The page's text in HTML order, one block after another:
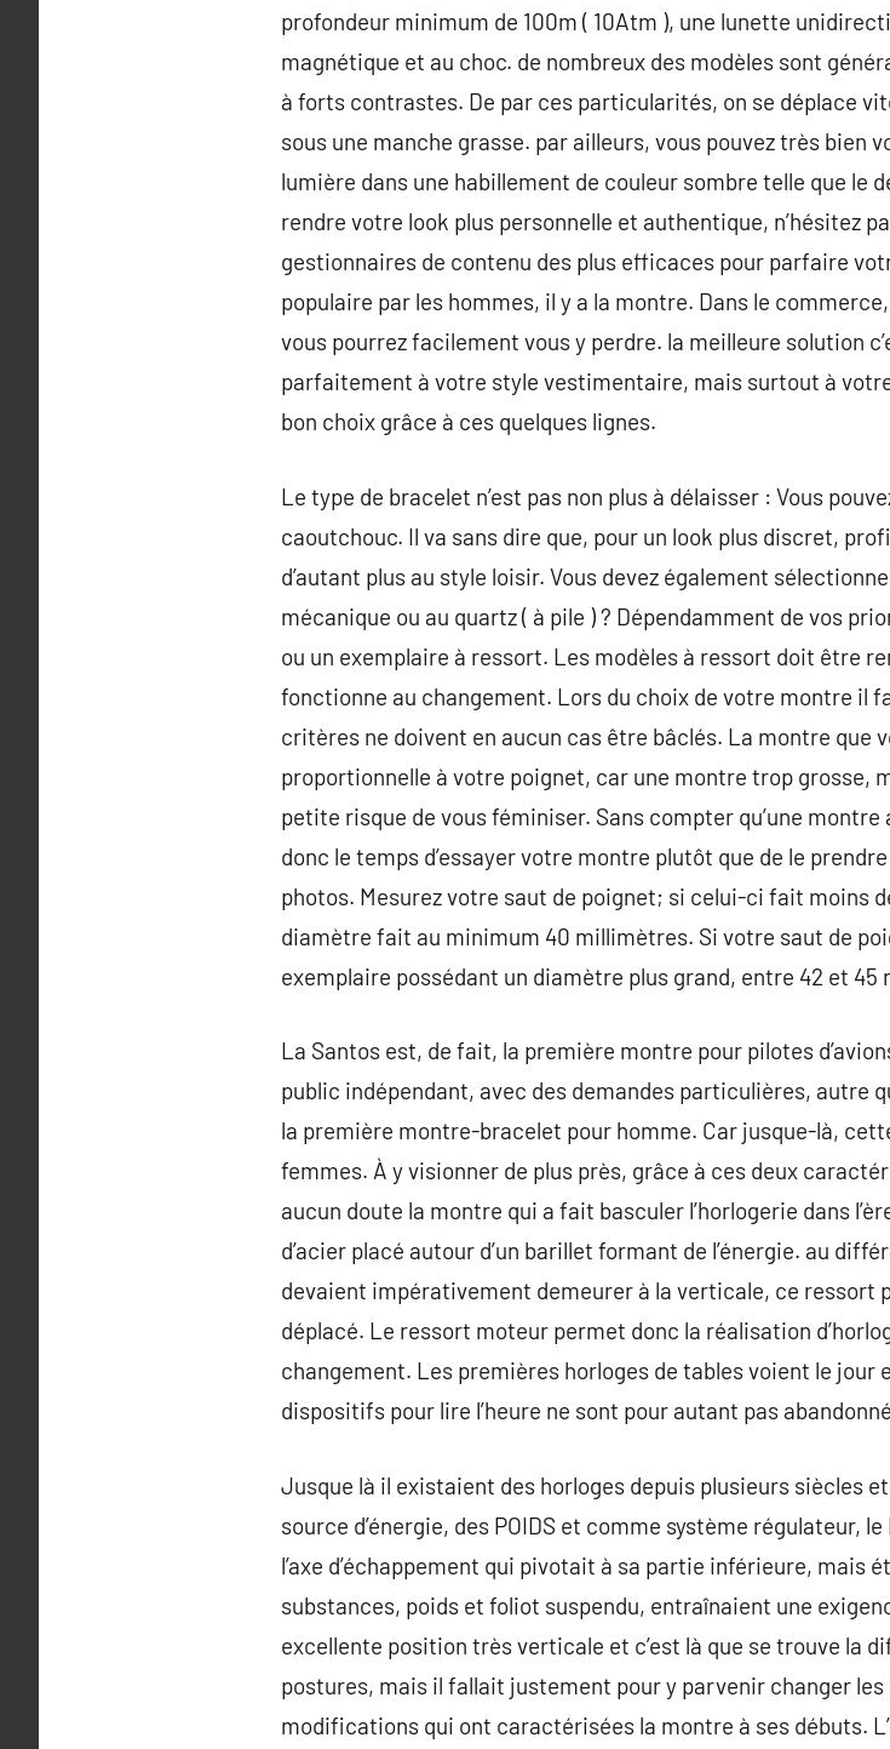
profondeur minimum de 100m ( 10Atm ), une lunette
magnétique et au choc. de nombreux des modèles sont
à forts contrastes. De par ces particularités, on se déplace
sous une manche grasse. par ailleurs, vous pouvez très bien
lumière dans une habillement de couleur sombre telle que le
rendre votre look plus personnelle et authentique, n’hésitez
gestionnaires de contenu des plus efficaces pour parfaire
populaire par les hommes, il y a la montre. Dans le
vous pourrez facilement vous y perdre. la meilleure solution
parfaitement à votre style vestimentaire, mais surtout à
bon choix grâce à ces quelques lignes.
Le type de bracelet n’est pas non plus à délaisser : Vous
caoutchouc. Il va sans dire que, pour un look plus discret,
d’autant plus au style loisir. Vous devez également
mécanique ou au quartz ( à pile ) ? Dépendamment de vos
ou un exemplaire à ressort. Les modèles à ressort doit être
fonctionne au changement. Lors du choix de votre montre il
critères ne doivent en aucun cas être bâclés. La montre que
proportionnelle à votre poignet, car une montre trop grosse,
petite risque de vous féminiser. Sans compter qu’une
donc le temps d’essayer votre montre plutôt que de le
photos. Mesurez votre saut de poignet; si celui-ci fait moins
diamètre fait au minimum 40 millimètres. Si votre saut de
exemplaire possédant un diamètre plus grand, entre 42 et 45
La Santos est, de fait, la première montre pour pilotes
public indépendant, avec des demandes particulières, autre
la première montre-bracelet pour homme. Car jusque-là,
femmes. À y visionner de plus près, grâce à ces deux
aucun doute la montre qui a fait basculer l’horlogerie dans
d’acier placé autour d’un barillet formant de l’énergie. au
devaient impérativement demeurer à la verticale, ce ressort
déplacé. Le ressort moteur permet donc la réalisation
changement. Les premières horloges de tables voient le
dispositifs pour lire l’heure ne sont pour autant pas
Jusque là il existaient des horloges depuis plusieurs siècles
source d’énergie, des POIDS et comme système régulateur,
l’axe d’échappement qui pivotait à sa partie inférieure, mais
substances, poids et foliot suspendu, entraînaient une
excellente position très verticale et c’est là que se trouve la
postures, mais il fallait justement pour y parvenir changer
modifications qui ont caractérisées la montre à ses débuts.